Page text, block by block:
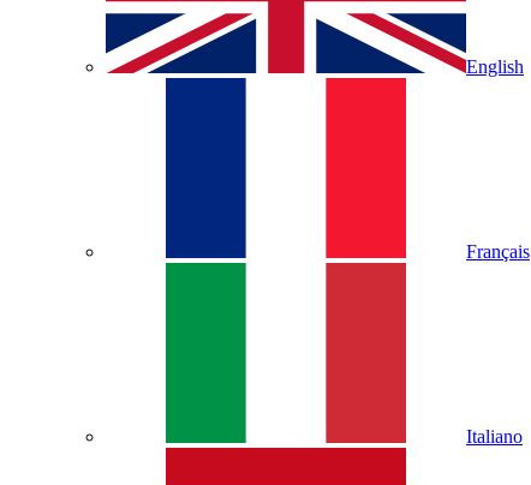
English
Français
Italiano